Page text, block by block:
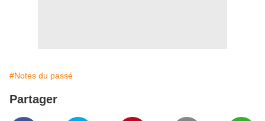
#Notes du passé
Partager